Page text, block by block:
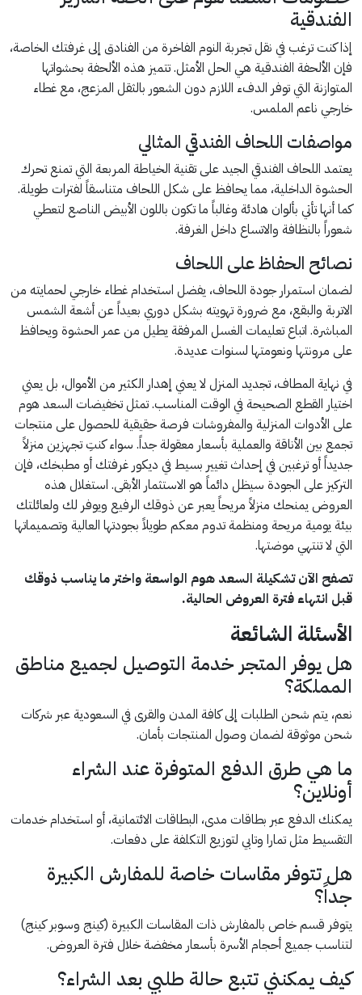
الفندقية
إذا كنت ترغب في نقل تجربة النوم الفاخرة من الفنادق إلى غرفتك الخاصة،
فإن الألحفة الفندقية هي الحل الأمثل. تتميز هذه الألحفة بحشواتها
المتوازنة التي توفر الدفء اللازم دون الشعور بالثقل المزعج، مع غطاء
خارجي ناعم الملمس.
مواصفات اللحاف الفندقي المثالي
يعتمد اللحاف الفندقي الجيد على تقنية الخياطة المربعة التي تمنع تحرك
الحشوة الداخلية، مما يحافظ على شكل اللحاف متناسقاً لفترات طويلة.
كما أنها تأتي بألوان هادئة وغالباً ما تكون باللون الأبيض الناصع لتعطي
شعوراً بالنظافة والاتساع داخل الغرفة.
نصائح الحفاظ على اللحاف
لضمان استمرار جودة اللحاف، يفضل استخدام غطاء خارجي لحمايته من
الاتربة والبقع، مع ضرورة تهويته بشكل دوري بعيداً عن أشعة الشمس
المباشرة. اتباع تعليمات الغسل المرفقة يطيل من عمر الحشوة ويحافظ
على مرونتها ونعومتها لسنوات عديدة.
في نهاية المطاف، تجديد المنزل لا يعني إهدار الكثير من الأموال، بل يعني
اختيار القطع الصحيحة في الوقت المناسب. تمثل تخفيضات السعد هوم
على الأدوات المنزلية والمفروشات فرصة حقيقية للحصول على منتجات
تجمع بين الأناقة والعملية بأسعار معقولة جداً. سواء كنتِ تجهزين منزلاً
جديداً أو ترغبين في إحداث تغيير بسيط في ديكور غرفتك أو مطبخك، فإن
التركيز على الجودة سيظل دائماً هو الاستثمار الأبقى. استغلال هذه
العروض يمنحك منزلاً مريحاً يعبر عن ذوقك الرفيع ويوفر لك ولعائلتك
بيئة يومية مريحة ومنظمة تدوم معكم طويلاً بجودتها العالية وتصميماتها
التي لا تنتهي موضتها.
تصفح الآن تشكيلة السعد هوم الواسعة واختر ما يناسب ذوقك
قبل انتهاء فترة العروض الحالية.
الأسئلة الشائعة
هل يوفر المتجر خدمة التوصيل لجميع مناطق
المملكة؟
نعم، يتم شحن الطلبات إلى كافة المدن والقرى في السعودية عبر شركات
شحن موثوقة لضمان وصول المنتجات بأمان.
ما هي طرق الدفع المتوفرة عند الشراء
أونلاين؟
يمكنك الدفع عبر بطاقات مدى، البطاقات الائتمانية، أو استخدام خدمات
التقسيط مثل تمارا وتابي لتوزيع التكلفة على دفعات.
هل تتوفر مقاسات خاصة للمفارش الكبيرة
جداً؟
يتوفر قسم خاص بالمفارش ذات المقاسات الكبيرة (كينج وسوبر كينج)
لتناسب جميع أحجام الأسرة بأسعار مخفضة خلال فترة العروض.
كيف يمكنني تتبع حالة طلبي بعد الشراء؟